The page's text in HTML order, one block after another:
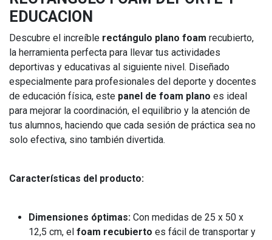
EDUCACION
Descubre el increíble rectángulo plano foam recubierto,
la herramienta perfecta para llevar tus actividades
deportivas y educativas al siguiente nivel. Diseñado
especialmente para profesionales del deporte y docentes
de educación física, este panel de foam plano es ideal
para mejorar la coordinación, el equilibrio y la atención de
tus alumnos, haciendo que cada sesión de práctica sea no
solo efectiva, sino también divertida.
Características del producto:
Dimensiones óptimas: Con medidas de 25 x 50 x
12,5 cm, el foam recubierto es fácil de transportar y